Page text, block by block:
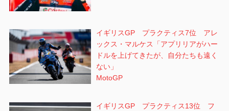
イギリスGP プラクティス7位 アレ
ックス・マルケス「アプリリアがハー
ドルを上げてきたが、自分たちも遠く
ない」
MotoGP
イギリスGP プラクティス13位 フ